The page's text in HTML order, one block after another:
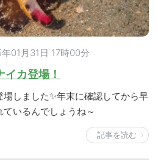
01月31日 17時00分
カ登場！
しました✨年末に確認してから早
いるんでしょうね～
記事を読む